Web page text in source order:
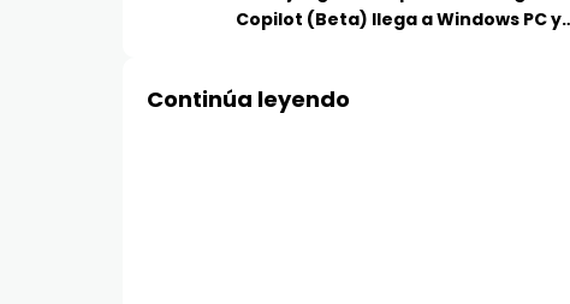
Copilot (Beta) llega a Windows PC y
Continúa leyendo